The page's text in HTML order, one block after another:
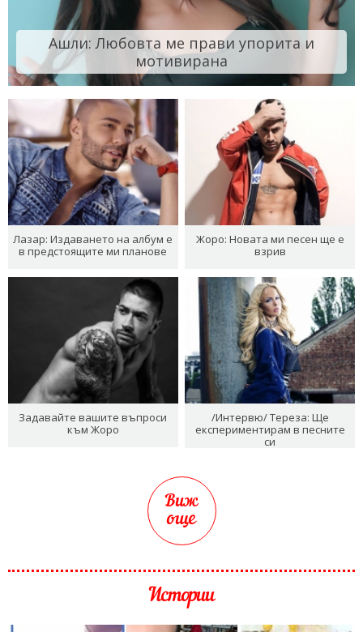
Ашли: Любовта ме прави упорита и
мотивирана
Лазар: Издаването на албум е
в предстоящите ми планове
Жоро: Новата ми песен ще е
взрив
Задавайте вашите въпроси
към Жоро
/Интервю/ Тереза: Ще
експериментирам в песните
си
Виж
още
Истории